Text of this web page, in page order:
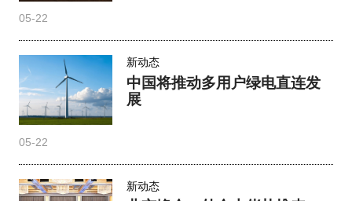
05-22
新动态
中国将推动多用户绿电直连发
展
05-22
新动态